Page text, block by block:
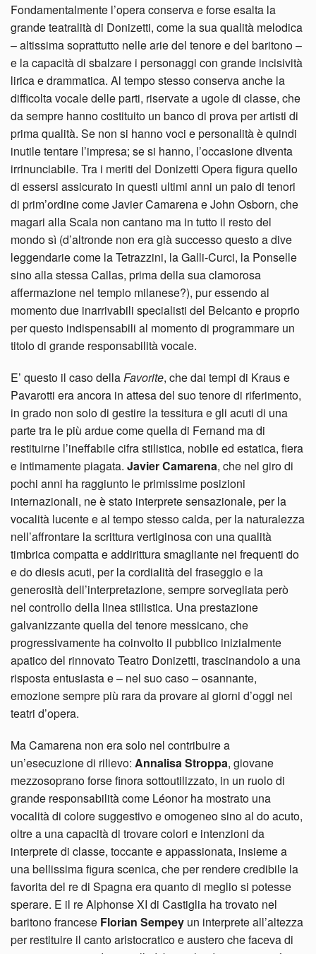
Fondamentalmente l’opera conserva e forse esalta la
grande teatralità di Donizetti, come la sua qualità melodica
– altissima soprattutto nelle arie del tenore e del baritono –
e la capacità di sbalzare i personaggi con grande incisività
lirica e drammatica. Al tempo stesso conserva anche la
difficolta vocale delle parti, riservate a ugole di classe, che
da sempre hanno costituito un banco di prova per artisti di
prima qualità. Se non si hanno voci e personalità è quindi
inutile tentare l’impresa; se si hanno, l’occasione diventa
irrinunciabile. Tra i meriti del Donizetti Opera figura quello
di essersi assicurato in questi ultimi anni un paio di tenori
di prim’ordine come Javier Camarena e John Osborn, che
magari alla Scala non cantano ma in tutto il resto del
mondo sì (d’altronde non era già successo questo a dive
leggendarie come la Tetrazzini, la Galli-Curci, la Ponselle
sino alla stessa Callas, prima della sua clamorosa
affermazione nel tempio milanese?), pur essendo al
momento due inarrivabili specialisti del Belcanto e proprio
per questo indispensabili al momento di programmare un
titolo di grande responsabilità vocale.
E’ questo il caso dellaFavorite, che dai tempi di Kraus e
Pavarotti era ancora in attesa del suo tenore di riferimento,
in grado non solo di gestire la tessitura e gli acuti di una
parte tra le più ardue come quella di Fernand ma di
restituirne l’ineffabile cifra stilistica, nobile ed estatica, fiera
e intimamente piagata. Javier Camarena, che nel giro di
pochi anni ha raggiunto le primissime posizioni
internazionali, ne è stato interprete sensazionale, per la
vocalità lucente e al tempo stesso calda, per la naturalezza
nell’affrontare la scrittura vertiginosa con una qualità
timbrica compatta e addirittura smagliante nei frequenti do
e do diesis acuti, per la cordialità del fraseggio e la
generosità dell’interpretazione, sempre sorvegliata però
nel controllo della linea stilistica. Una prestazione
galvanizzante quella del tenore messicano, che
progressivamente ha coinvolto il pubblico inizialmente
apatico del rinnovato Teatro Donizetti, trascinandolo a una
risposta entusiasta e – nel suo caso – osannante,
emozione sempre più rara da provare ai giorni d’oggi nei
teatri d’opera.
Ma Camarena non era solo nel contribuire a
un’esecuzione di rilievo: Annalisa Stroppa, giovane
mezzosoprano forse finora sottoutilizzato, in un ruolo di
grande responsabilità come Léonor ha mostrato una
vocalità di colore suggestivo e omogeneo sino al do acuto,
oltre a una capacità di trovare colori e intenzioni da
interprete di classe, toccante e appassionata, insieme a
una bellissima figura scenica, che per rendere credibile la
favorita del re di Spagna era quanto di meglio si potesse
sperare. E il re Alphonse XI di Castiglia ha trovato nel
baritono francese Florian Sempey un interprete all’altezza
per restituire il canto aristocratico e austero che faceva di